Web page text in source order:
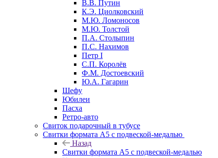
В.В. Путин
К.Э. Циолковский
М.Ю. Ломоносов
М.Ю. Толстой
П.А. Столыпин
П.С. Нахимов
Петр I
С.П. Королёв
Ф.М. Достоевский
Ю.А. Гагарин
Шефу
Юбилеи
Пасха
Ретро-авто
Свиток подарочный в тубусе
Свитки формата А5 с подвеской-медалью
Назад
Свитки формата А5 с подвеской-медалью